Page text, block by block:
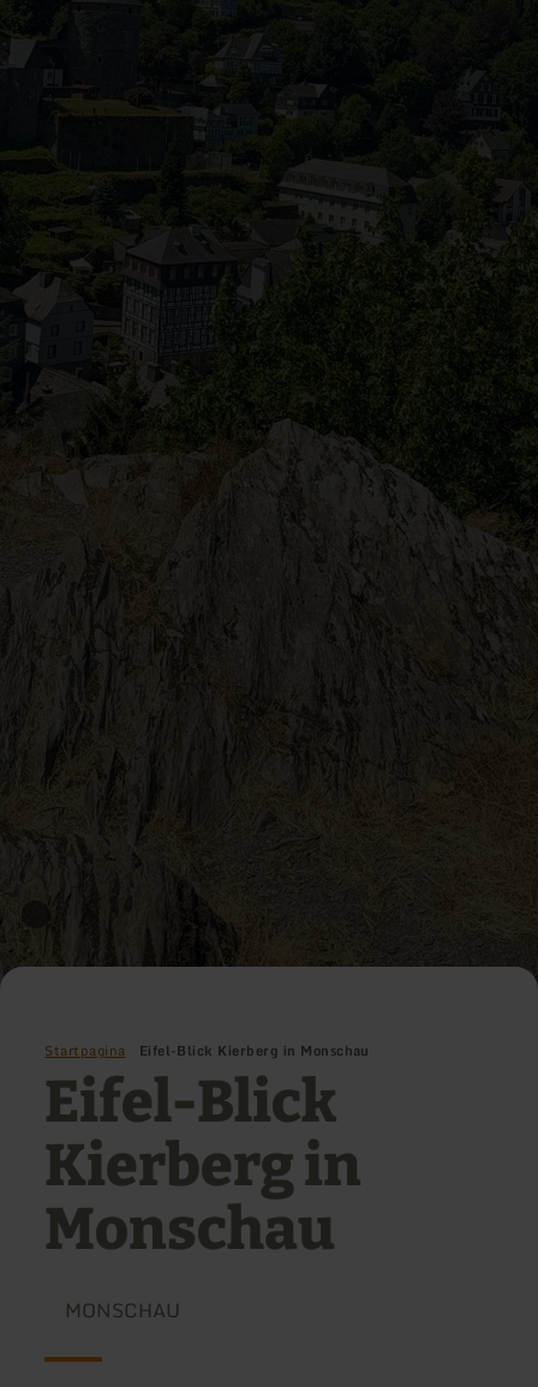
Startpagina Eifel-Blick Kierberg in Monschau
Eifel-Blick
Kierberg in
Monschau
MONSCHAU